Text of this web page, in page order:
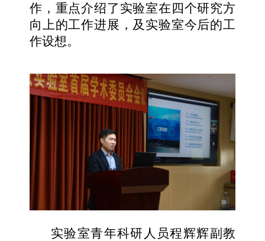
作，重点介绍了实验室在四个研究方
向上的工作进展，及实验室今后的工
作设想。
实验室青年科研人员程辉辉副教